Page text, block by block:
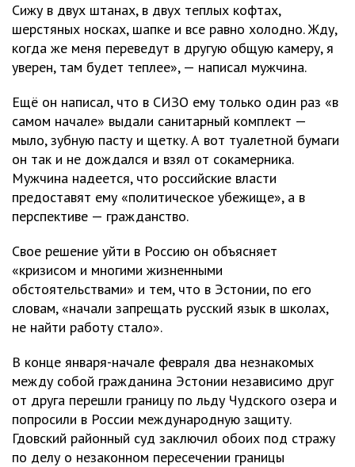
Сижу в двух штанах, в двух теплых кофтах,
шерстяных носках, шапке и все равно холодно. Жду,
когда же меня переведут в другую общую камеру, я
уверен, там будет теплее», — написал мужчина.
Ещё он написал, что в СИЗО ему только один раз «в
самом начале» выдали санитарный комплект —
мыло, зубную пасту и щетку. А вот туалетной бумаги
он так и не дождался и взял от сокамерника.
Мужчина надеется, что российские власти
предоставят ему «политическое убежище», а в
перспективе — гражданство.
Свое решение уйти в Россию он объясняет
«кризисом и многими жизненными
обстоятельствами» и тем, что в Эстонии, по его
словам, «начали запрещать русский язык в школах,
не найти работу стало».
В конце января-начале февраля два незнакомых
между собой гражданина Эстонии независимо друг
от друга перешли границу по льду Чудского озера и
попросили в России международную защиту.
Гдовский районный суд заключил обоих под стражу
по делу о незаконном пересечении границы